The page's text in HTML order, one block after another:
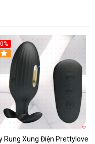
Rung Xung Điện Prettylove